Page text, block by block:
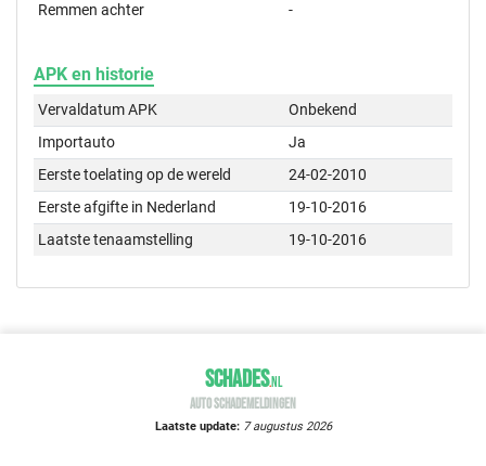
Remmen achter
-
APK en historie
Vervaldatum APK
Onbekend
Importauto
Ja
Eerste toelating op de wereld
24-02-2010
Eerste afgifte in Nederland
19-10-2016
Laatste tenaamstelling
19-10-2016
SCHADES.NL
AUTO SCHADEMELDINGEN
Laatste update: 7 augustus 2026